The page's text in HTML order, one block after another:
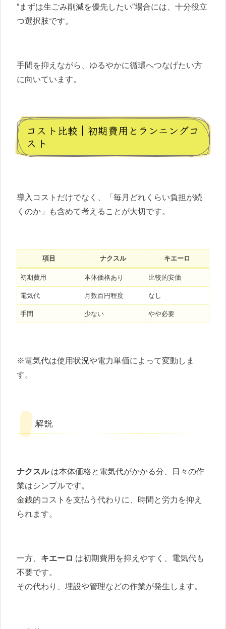
“まずは生ごみ削減を優先したい”場合には、十分役立
つ選択肢です。
手間を抑えながら、ゆるやかに循環へつなげたい方
に向いています。
コスト比較｜初期費用とランニングコ
スト
導入コストだけでなく、「毎月どれくらい負担が続
くのか」も含めて考えることが大切です。
項目 ナクスル キエーロ
初期費用 本体価格あり 比較的安価
電気代 月数百円程度 なし
手間 少ない やや必要
※電気代は使用状況や電力単価によって変動しま
す。
解説
ナクスルは本体価格と電気代がかかる分、日々の作
業はシンプルです。
金銭的コストを支払う代わりに、時間と労力を抑え
られます。
一方、 キエーロ は初期費用を抑えやすく、電気代も
不要です。
その代わり、埋設や管理などの作業が発生します。